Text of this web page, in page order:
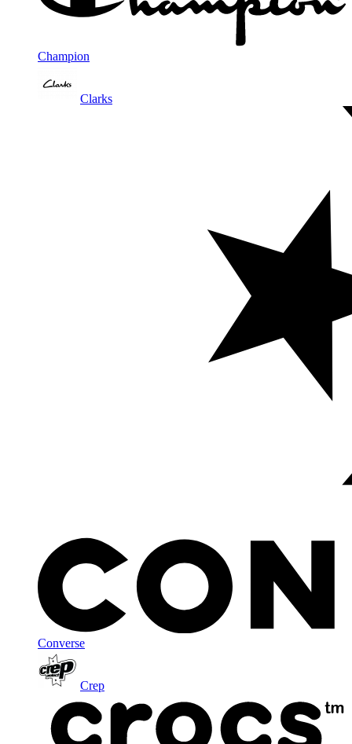
Champion
Clarks
Converse
Crep